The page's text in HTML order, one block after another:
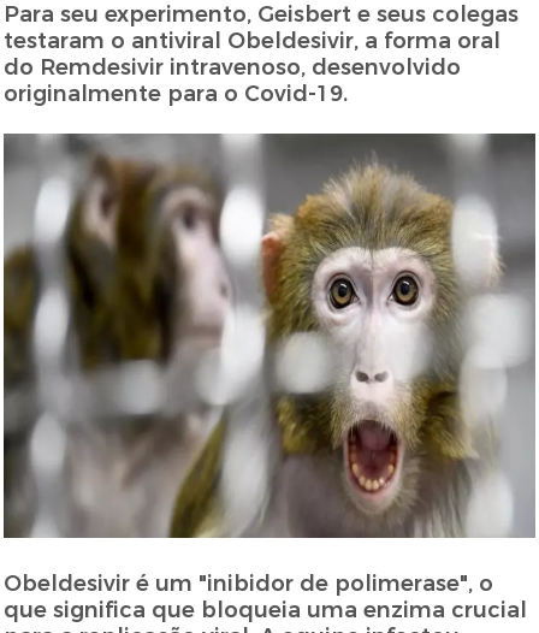
Para seu experimento, Geisbert e seus colegas
testaram o antiviral Obeldesivir, a forma oral
do Remdesivir intravenoso, desenvolvido
originalmente para o Covid-19.
Obeldesivir é um "inibidor de polimerase", o
que significa que bloqueia uma enzima crucial